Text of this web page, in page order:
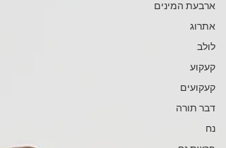
ארבעת המינים
אתרוג
לולב
קעקוע
קעקועים
דבר תורה
נח